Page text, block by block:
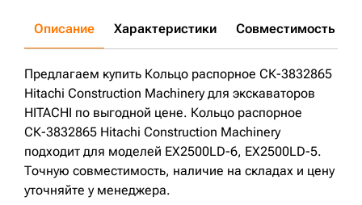
Описание Характеристики Совместимость
Предлагаем купить Кольцо распорное СК-3832865
Hitachi Construction Machinery для экскаваторов
HITACHI по выгодной цене. Кольцо распорное
СК-3832865 Hitachi Construction Machinery
подходит для моделей EX2500LD-6, EX2500LD-5.
Точную совместимость, наличие на складах и цену
уточняйте у менеджера.